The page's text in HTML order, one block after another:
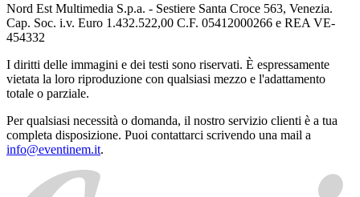
Nord Est Multimedia S.p.a. - Sestiere Santa Croce 563, Venezia.
Cap. Soc. i.v. Euro 1.432.522,00 C.F. 05412000266 e REA VE-
454332
I diritti delle immagini e dei testi sono riservati. È espressamente
vietata la loro riproduzione con qualsiasi mezzo e l'adattamento
totale o parziale.
Per qualsiasi necessità o domanda, il nostro servizio clienti è a tua
completa disposizione. Puoi contattarci scrivendo una mail a
info@eventinem.it.